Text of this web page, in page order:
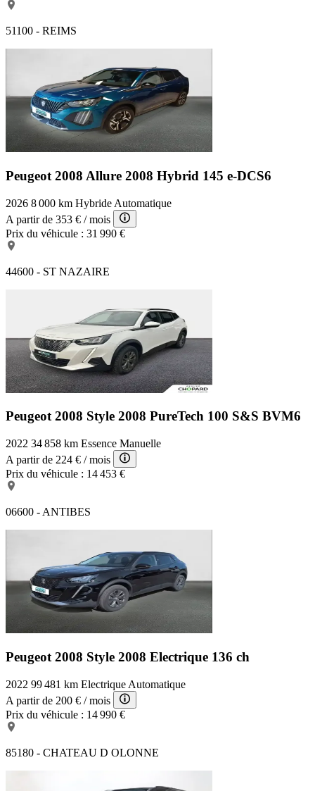
51100 - REIMS
Peugeot 2008 Allure 2008 Hybrid 145 e-DCS6
2026 8 000 km Hybride Automatique
A partir de 353 € / mois
Prix du véhicule : 31 990 €
44600 - ST NAZAIRE
Peugeot 2008 Style 2008 PureTech 100 S&S BVM6
2022 34 858 km Essence Manuelle
A partir de 224 € / mois
Prix du véhicule : 14 453 €
06600 - ANTIBES
Peugeot 2008 Style 2008 Electrique 136 ch
2022 99 481 km Electrique Automatique
A partir de 200 € / mois
Prix du véhicule : 14 990 €
85180 - CHATEAU D OLONNE